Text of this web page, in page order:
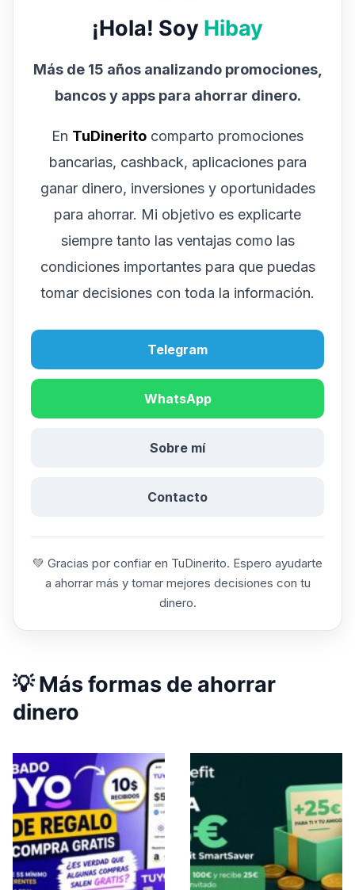
¡Hola! Soy Hibay
Más de 15 años analizando promociones,
bancos y apps para ahorrar dinero.
En TuDinerito comparto promociones
bancarias, cashback, aplicaciones para
ganar dinero, inversiones y oportunidades
para ahorrar. Mi objetivo es explicarte
siempre tanto las ventajas como las
condiciones importantes para que puedas
tomar decisiones con toda la información.
Telegram
WhatsApp
Sobre mí
Contacto
💚 Gracias por confiar en TuDinerito. Espero ayudarte
a ahorrar más y tomar mejores decisiones con tu
dinero.
💡 Más formas de ahorrar
dinero